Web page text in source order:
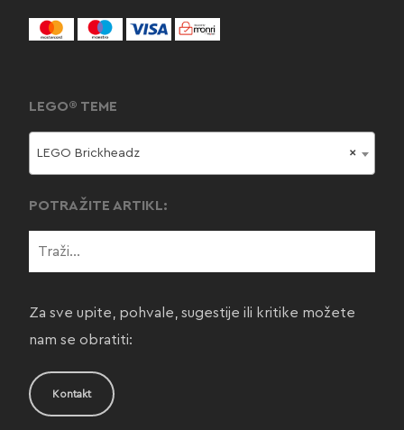
LEGO® TEME
×
LEGO Brickheadz
POTRAŽITE ARTIKL:
Za sve upite, pohvale, sugestije ili kritike možete
nam se obratiti:
Kontakt